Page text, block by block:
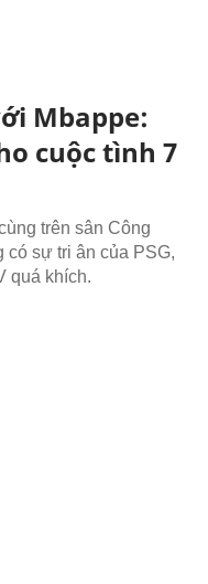
Mbappe:
cuộc tình 7
trên sân Công
có sự tri ân của PSG,
quá khích.